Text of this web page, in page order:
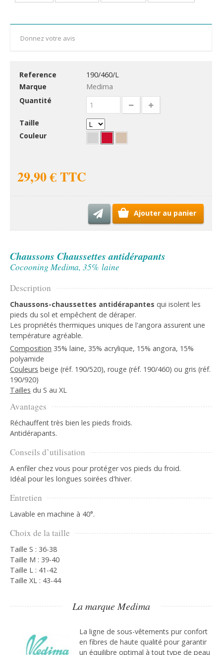
Donnez votre avis
En complément
Genouillères chaudes Angora
Reference
190/460/L
Marque
Medima
Quantité
Taille
Couleur
29,90 €TTC
Ajouter au panier
Chaussons Chaussettes antidérapants
Cocooning Medima, 35% laine
Description
Chaussons-chaussettes antidérapantes qui isolent les
pieds du sol et empêchent de déraper.
Les propriétés thermiques uniques de l'angora assurent une
température agréable.
Composition 35% laine, 35% acrylique, 15% angora, 15%
polyamide
Couleurs beige (réf. 190/520), rouge (réf. 190/460) ou gris (réf.
190/920)
Tailles du S au XL
Avantages
Réchauffent très bien les pieds froids.
Antidérapants.
Conseils d’utilisation
A enfiler chez vous pour protéger vos pieds du froid.
Idéal pour les longues soirées d'hiver.
Entretien
Lavable en machine à 40°.
Choix de la taille
Taille S : 36-38
Taille M : 39-40
Taille L : 41-42
Taille XL : 43-44
La marque Medima
La ligne de sous-vêtements pur confort
en fibres de haute qualité pour garantir
un équilibre optimal à tout type de peau